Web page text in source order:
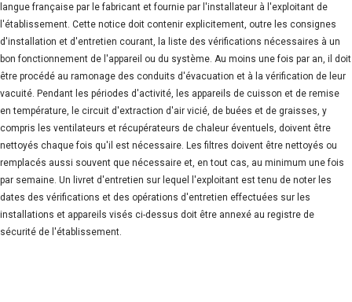
langue française par le fabricant et fournie par l'installateur à l'exploitant de
l'établissement. Cette notice doit contenir explicitement, outre les consignes
d'installation et d'entretien courant, la liste des vérifications nécessaires à un
bon fonctionnement de l'appareil ou du système. Au moins une fois par an, il doit
être procédé au ramonage des conduits d'évacuation et à la vérification de leur
vacuité. Pendant les périodes d'activité, les appareils de cuisson et de remise
en température, le circuit d'extraction d'air vicié, de buées et de graisses, y
compris les ventilateurs et récupérateurs de chaleur éventuels, doivent être
nettoyés chaque fois qu'il est nécessaire. Les filtres doivent être nettoyés ou
remplacés aussi souvent que nécessaire et, en tout cas, au minimum une fois
par semaine. Un livret d'entretien sur lequel l'exploitant est tenu de noter les
dates des vérifications et des opérations d'entretien effectuées sur les
installations et appareils visés ci-dessus doit être annexé au registre de
sécurité de l'établissement.